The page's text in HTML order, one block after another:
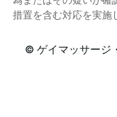
措置を含む対応を実施
© ゲイマッサージ